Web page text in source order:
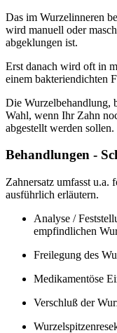
Das im Wurzelinneren
wird manuell oder
abgeklungen ist.
Erst danach wird oft in
einem bakteriendichten
Die Wurzelbehandlung,
Wahl, wenn Ihr Zahn
abgestellt werden sollen.
Behandlungen -
Zahnersatz umfasst u.a.
ausführlich erläutern.
Analyse /
empfindlichen
Freilegung des
Medikamentöse
Verschluß der